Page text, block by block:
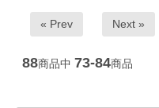
« Prev Next »
88商品中 73-84商品